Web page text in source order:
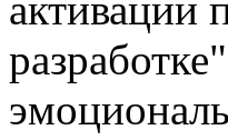
активации